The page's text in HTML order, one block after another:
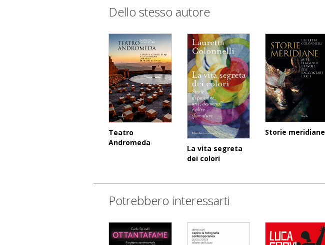
Dello stesso autore
Teatro
Andromeda
La vita segreta
dei colori
Storie meridiane
Potrebbero interessarti